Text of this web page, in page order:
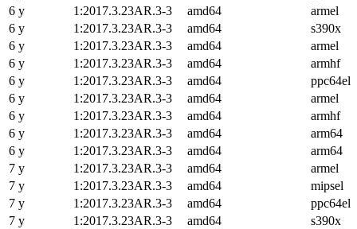
6 y
1:2017.3.23AR.3-3 amd64
armel
6 y
1:2017.3.23AR.3-3 amd64
s390x
6 y
1:2017.3.23AR.3-3 amd64
armel
6 y
1:2017.3.23AR.3-3 amd64
armhf
6 y
1:2017.3.23AR.3-3 amd64
ppc64el
6 y
1:2017.3.23AR.3-3 amd64
armel
6 y
1:2017.3.23AR.3-3 amd64
armhf
6 y
1:2017.3.23AR.3-3 amd64
arm64
6 y
1:2017.3.23AR.3-3 amd64
arm64
7 y
1:2017.3.23AR.3-3 amd64
armel
7 y
1:2017.3.23AR.3-3 amd64
mipsel
7 y
1:2017.3.23AR.3-3 amd64
ppc64el
7 y
1:2017.3.23AR.3-3 amd64
s390x